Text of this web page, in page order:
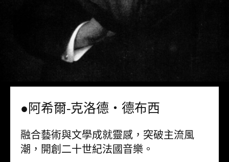
●阿希爾-克洛德・德布西
融合藝術與文學成就靈感，突破主流風
潮，開創二十世紀法國音樂。